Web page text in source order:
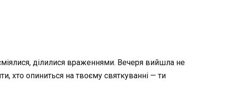
ділилися враженнями. Вечеря вийшла не
хто опиниться на твоєму святкуванні — ти